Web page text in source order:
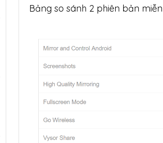
Bảng so sánh 2 phiên bản